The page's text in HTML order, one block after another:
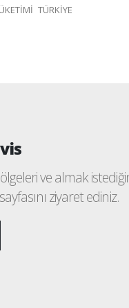
TÜRKİYE
ve almak
ziyaret ediniz.